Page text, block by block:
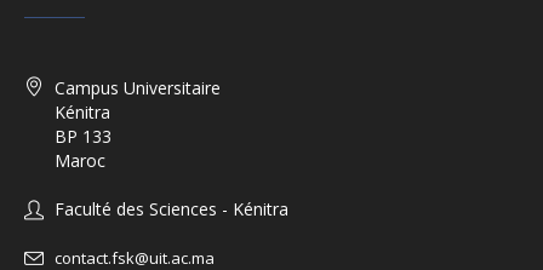
Campus Universitaire
Kénitra
BP 133
Maroc
Faculté des Sciences - Kénitra
contact.fsk@uit.ac.ma